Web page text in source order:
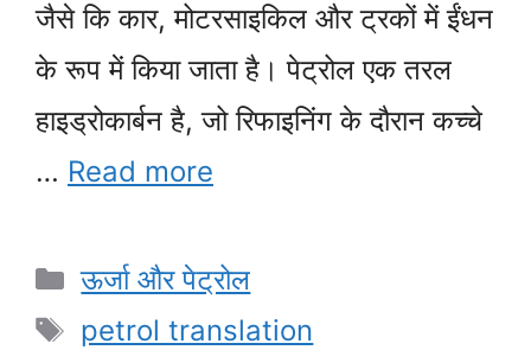
जैसे कि कार, मोटरसाइकिल और ट्रकों में ईंधन
के रूप में किया जाता है। पेट्रोल एक तरल
हाइड्रोकार्बन है, जो रिफाइनिंग के दौरान कच्चे
… Read more
Categories
ऊर्जा और पेट्रोल
Tags
petrol translation